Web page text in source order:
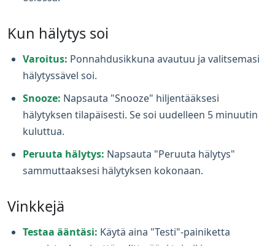
Kun hälytys soi
Varoitus: Ponnahdusikkuna avautuu ja valitsemasi
hälytyssävel soi.
Snooze: Napsauta "Snooze" hiljentääksesi
hälytyksen tilapäisesti. Se soi uudelleen 5 minuutin
kuluttua.
Peruuta hälytys: Napsauta "Peruuta hälytys"
sammuttaaksesi hälytyksen kokonaan.
Vinkkejä
Testaa ääntäsi: Käytä aina "Testi"-painiketta